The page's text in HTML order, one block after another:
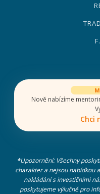
Nově nabízíme
Chci
*Upozornění: Všechny
charakter a nejsou nabídkou
nakládání s investičními
poskytujeme výlučně pro